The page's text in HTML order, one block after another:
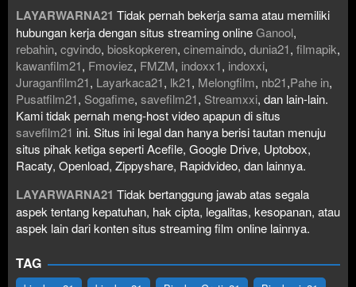
LAYARWARNA21 Tidak pernah bekerja sama atau memiliki
hubungan kerja dengan situs streaming onlineGanool,
rebahin, cgvindo, bioskopkeren, cinemaindo, dunia21, filmapik,
kawanfilm21, Fmoviez, FMZM, indoxx1, indoxxi,
Juraganfilm21, Layarkaca21, lk21, Melongfilm, nb21,Pahe in,
Pusatfilm21, Sogafime, savefilm21, Streamxxi, dan lain-lain.
Kami tidak pernah meng-host video apapun di situs
savefilm21 ini. Situs ini legal dan hanya berisi tautan menuju
situs pihak ketiga seperti Acefile, Google Drive, Uptobox,
Racaty, Openload, Zippyshare, Rapidvideo, dan lainnya.
LAYARWARNA21 Tidak bertanggung jawab atas segala
aspek tentang kepatuhan, hak cipta, legalitas, kesopanan, atau
aspek lain dari konten situs streaming film online lainnya.
TAG